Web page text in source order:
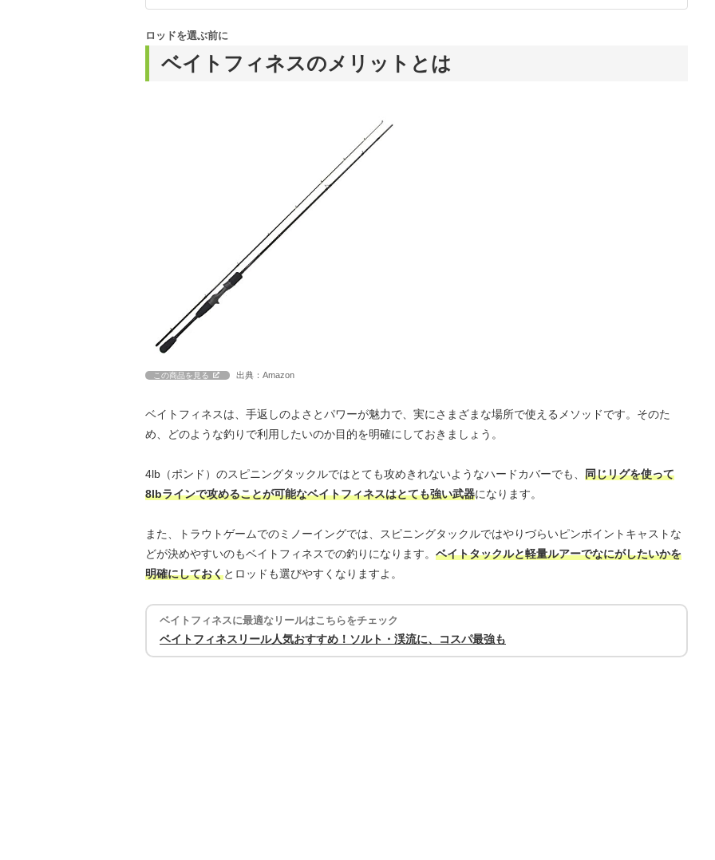
ベイトフィネスのメリットとは
ロッドを選ぶ前に
この商品を見る 出典：Amazon
ベイトフィネスは、手返しのよさとパワーが魅力で、実にさまざまな場所で使えるメソッドです。そのた
め、どのような釣りで利用したいのか目的を明確にしておきましょう。
4lb（ポンド）のスピニングタックルではとても攻めきれないようなハードカバーでも、 同じリグを使って
8lbラインで攻めることが可能なベイトフィネスはとても強い武器になります。
また、トラウトゲームでのミノーイングでは、スピニングタックルではやりづらいピンポイントキャストな
どが決めやすいのもベイトフィネスでの釣りになります。 ベイトタックルと軽量ルアーでなにがしたいかを
明確にしておくとロッドも選びやすくなりますよ。
ベイトフィネスに最適なリールはこちらをチェック
ベイトフィネスリール人気おすすめ！ソルト・渓流に、コスパ最強も